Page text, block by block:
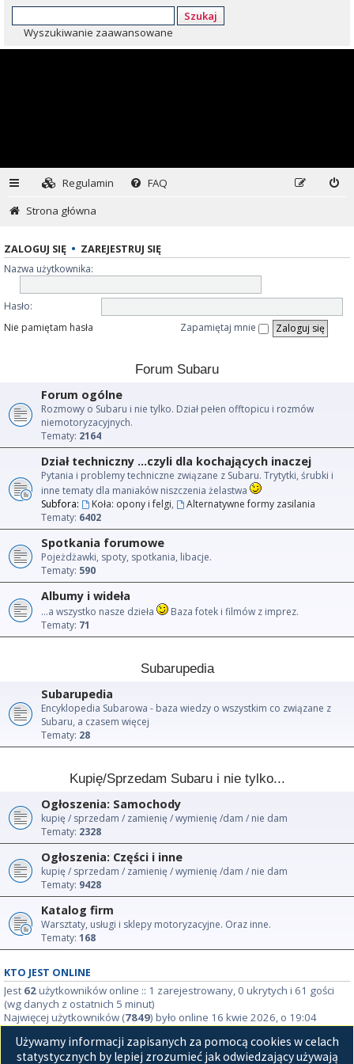
Szukaj
Wyszukiwanie zaawansowane
Regulamin
FAQ
Strona główna
ZALOGUJ SIĘ • ZAREJESTRUJ SIĘ
Nazwa użytkownika:
Hasło:
Nie pamiętam hasła
Zapamiętaj mnie
Forum Subaru
Forum ogólne
Rozmowy o Subaru i nie tylko. Dział pełen offtopicu i rozmów
niemotoryzacyjnych.
Tematy: 2164
Dział techniczny ...czyli dla kochających inaczej
Pytania i problemy techniczne związane z Subaru. Trytytki, śrubki i
inne tematy dla maniaków niszczenia żelastwa
Subfora:
Koła: opony i felgi,
Alternatywne formy zasilania
Tematy: 6402
Spotkania forumowe
Pojeżdżawki, spoty, spotkania, libacje.
Tematy: 590
Albumy i wideła
...a wszystko nasze dzieła
Baza fotek i filmów z imprez.
Tematy: 71
Subarupedia
Subarupedia
Encyklopedia Subarowa - baza wiedzy o wszystkim co związane z
Subaru, a czasem więcej
Tematy: 28
Kupię/Sprzedam Subaru i nie tylko...
Ogłoszenia: Samochody
kupię / sprzedam / zamienię / wymienię /dam / nie dam
Tematy: 2328
Ogłoszenia: Części i inne
kupię / sprzedam / zamienię / wymienię /dam / nie dam
Tematy: 9428
Katalog firm
Warsztaty, usługi i sklepy motoryzacyjne. Oraz inne.
Tematy: 168
KTO JEST ONLINE
Jest 62użytkowników online :: 1 zarejestrowany, 0 ukrytych i 61 gości
(wg danych z ostatnich 5 minut)
Najwięcej użytkowników (7849) było online 16 kwie 2026, o 19:04
STATYSTYKI
Używamy informacji zapisanych za pomocą cookies w celach
statystycznych by lepiej zrozumieć jak odwiedzający używają